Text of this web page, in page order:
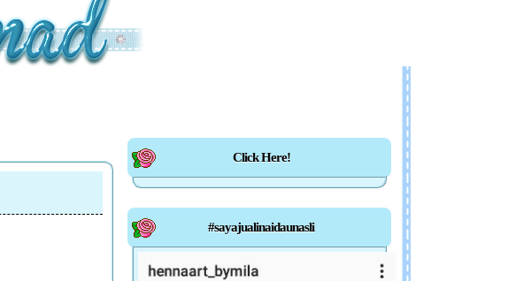
Click Here!
#sayajualinaidaunasli